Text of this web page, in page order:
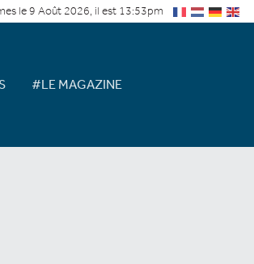
le 9 Août 2026, il est 13:53pm
#LE MAGAZINE